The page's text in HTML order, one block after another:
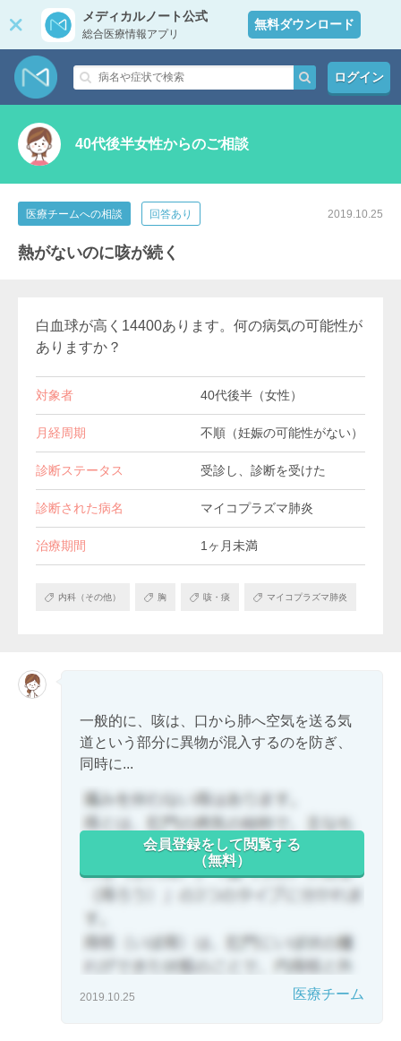
メディカルノート公式
総合医療情報アプリ
無料ダウンロード
ログイン
40代後半女性からのご相談
医療チームへの相談 回答あり 2019.10.25
熱がないのに咳が続く
白血球が高く14400あります。何の病気の可能性が
ありますか？
対象者 40代後半（女性）
月経周期 不順（妊娠の可能性がない）
診断ステータス 受診し、診断を受けた
診断された病名 マイコプラズマ肺炎
治療期間 1ヶ月未満
内科（その他） 胸 咳・痰 マイコプラズマ肺炎
一般的に、咳は、口から肺へ空気を送る気
道という部分に異物が混入するのを防ぎ、
同時に...
会員登録をして閲覧する
（無料）
2019.10.25 医療チーム